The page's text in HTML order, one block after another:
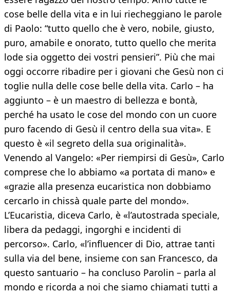
cose belle della vita e in lui riecheggiano le parole
di Paolo: “tutto quello che è vero, nobile, giusto,
puro, amabile e onorato, tutto quello che merita
lode sia oggetto dei vostri pensieri”. Più che mai
oggi occorre ribadire per i giovani che Gesù non ci
toglie nulla delle cose belle della vita. Carlo – ha
aggiunto – è un maestro di bellezza e bontà,
perché ha usato le cose del mondo con un cuore
puro facendo di Gesù il centro della sua vita». E
questo è «il segreto della sua originalità».
Venendo al Vangelo: «Per riempirsi di Gesù», Carlo
comprese che lo abbiamo «a portata di mano» e
«grazie alla presenza eucaristica non dobbiamo
cercarlo in chissà quale parte del mondo».
L’Eucaristia, diceva Carlo, è «l’autostrada speciale,
libera da pedaggi, ingorghi e incidenti di
percorso». Carlo, «l’influencer di Dio, attrae tanti
sulla via del bene, insieme con san Francesco, da
questo santuario – ha concluso Parolin – parla al
mondo e ricorda a noi che siamo chiamati tutti a